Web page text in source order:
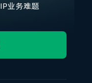
业务难题